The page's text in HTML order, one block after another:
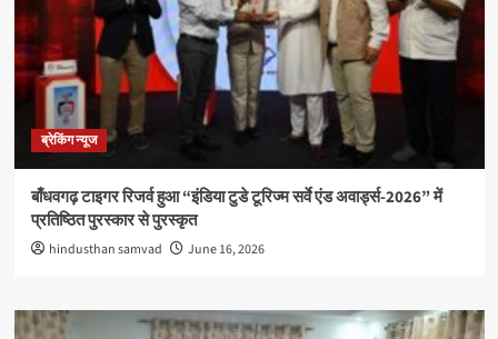
ब्रेकिंग न्यूज
बाँधवगढ़ टाइगर रिजर्व हुआ “इंडिया टुडे टूरिज्म सर्वे एंड अवार्ड्स-2026” में
प्रतिष्ठित पुरस्कार से पुरस्कृत
hindusthan samvad June 16, 2026